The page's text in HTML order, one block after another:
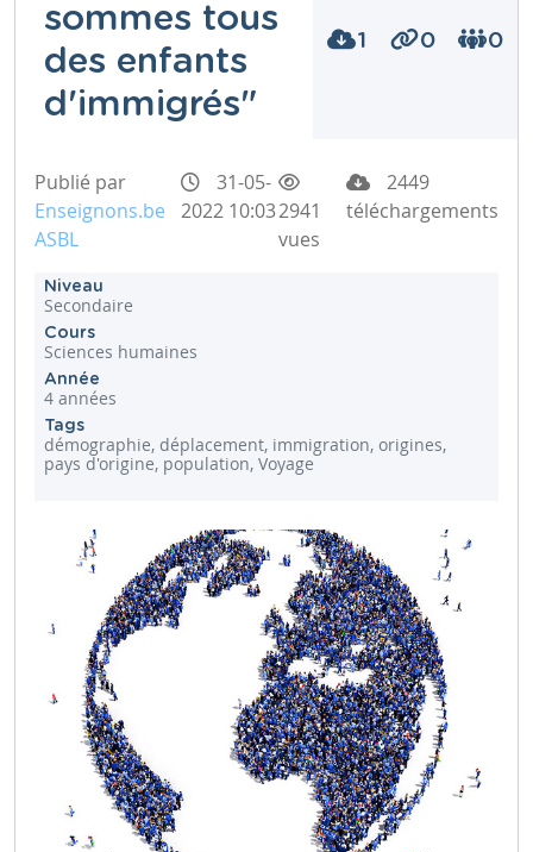
sommes tous
des enfants
d'immigrés"
1 0 0
Publié par
Enseignons.be
ASBL
31-05-
2022 10:032941
vues
2449
téléchargements
Niveau
Secondaire
Cours
Sciences humaines
Année
4 années
Tags
démographie, déplacement, immigration, origines,
pays d'origine, population, Voyage